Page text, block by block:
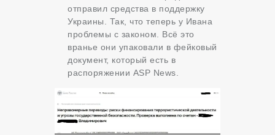
отправил средства в поддержку
Украины. Так, что теперь у Ивана
проблемы с законом. Всё это
вранье они упаковали в фейковый
документ, который есть в
распоряжении ASP News.